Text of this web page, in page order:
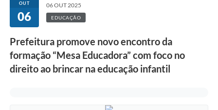
OUT
06
06 OUT 2025
EDUCAÇÃO
Prefeitura promove novo encontro da
formação “Mesa Educadora” com foco no
direito ao brincar na educação infantil